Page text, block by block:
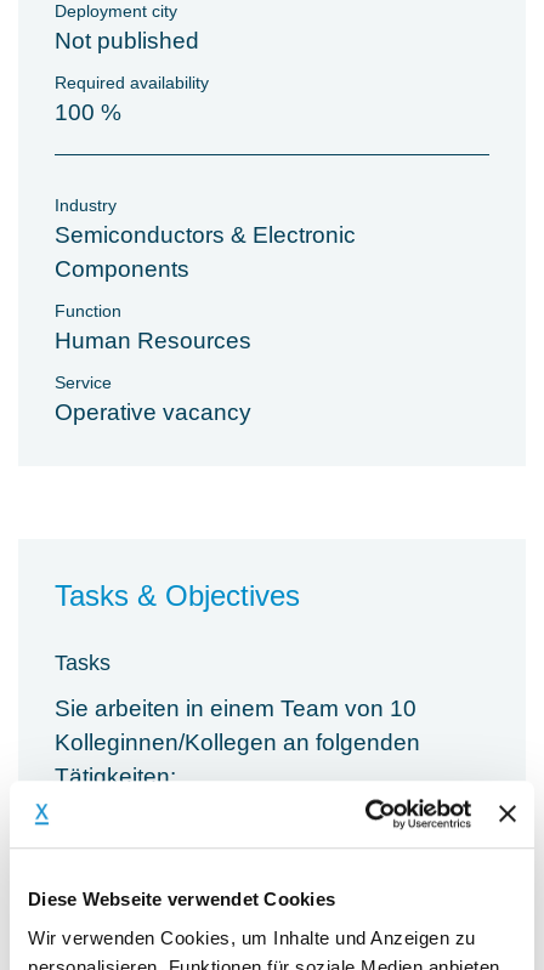
Diese Webseite verwendet Cookies
Wir verwenden Cookies, um Inhalte und Anzeigen zu
Deployment city
Not published
Required availability
100 %
Industry
Semiconductors & Electronic
Components
Function
Human Resources
Service
Operative vacancy
Tasks & Objectives
Tasks
Sie arbeiten in einem Team von 10
Kolleginnen/Kollegen an folgenden
Tätigkeiten:
Vorbereiten und Umsetzen von
Personalmaßnahmen
(Stammdatenpflege -> Eintritte,
Änderungen, Entgeltänderungen etc.),